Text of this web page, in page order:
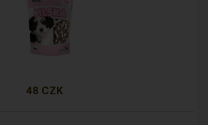
48 CZK